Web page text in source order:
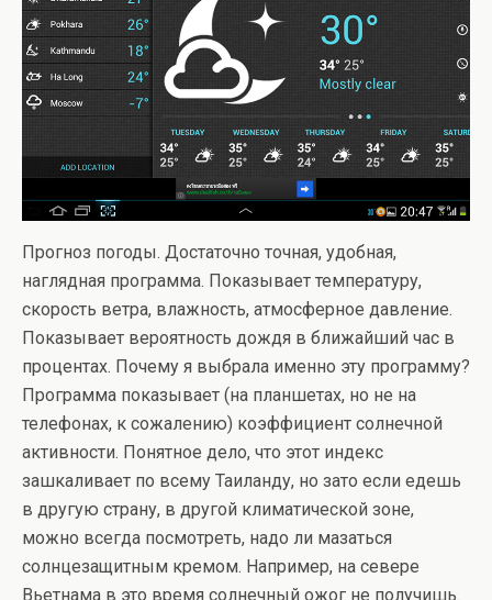
Прогноз погоды. Достаточно точная, удобная,
наглядная программа. Показывает температуру,
скорость ветра, влажность, атмосферное давление.
Показывает вероятность дождя в ближайший час в
процентах. Почему я выбрала именно эту программу?
Программа показывает (на планшетах, но не на
телефонах, к сожалению) коэффициент солнечной
активности. Понятное дело, что этот индекс
зашкаливает по всему Таиланду, но зато если едешь
в другую страну, в другой климатической зоне,
можно всегда посмотреть, надо ли мазаться
солнцезащитным кремом. Например, на севере
Вьетнама в это время солнечный ожог не получишь.